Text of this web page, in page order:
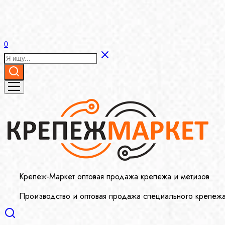
0
Крепеж-Маркет оптовая продажа крепежа и метизов
Производство и оптовая продажа специального